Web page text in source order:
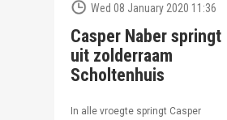
Wed 08 January 2020 11:36
Casper Naber springt
uit zolderraam
Scholtenhuis
In alle vroegte springt Casper